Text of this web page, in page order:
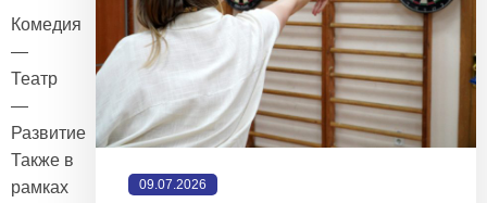
Комедия
—
Театр
—
Развитие
Также в
рамках
09.07.2026